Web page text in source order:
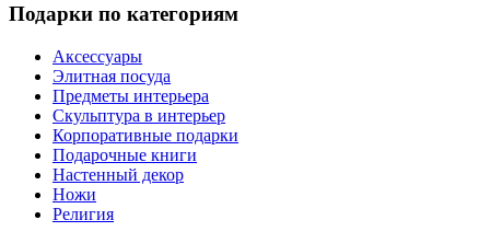
Подарки по категориям
Аксессуары
Элитная посуда
Предметы интерьера
Скульптура в интерьер
Корпоративные подарки
Подарочные книги
Настенный декор
Ножи
Религия